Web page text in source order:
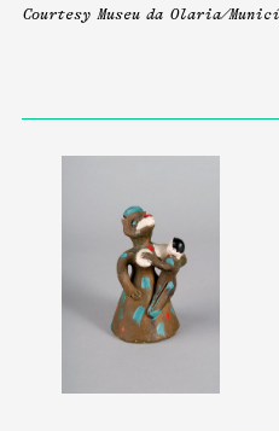
Courtesy Museu da Olaria/